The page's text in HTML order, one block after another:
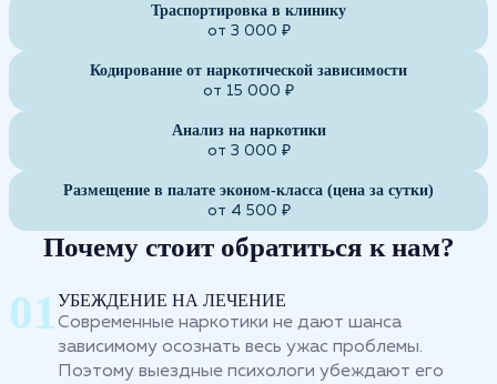
Траспортировка в клинику
от 3 000 ₽
Кодирование от наркотической зависимости
от 15 000 ₽
Анализ на наркотики
от 3 000 ₽
Размещение в палате эконом-класса (цена за сутки)
от 4 500 ₽
Почему стоит обратиться к нам?
УБЕЖДЕНИЕ НА ЛЕЧЕНИЕ
Современные наркотики не дают шанса
зависимому осознать весь ужас проблемы.
Поэтому выездные психологи убеждают его